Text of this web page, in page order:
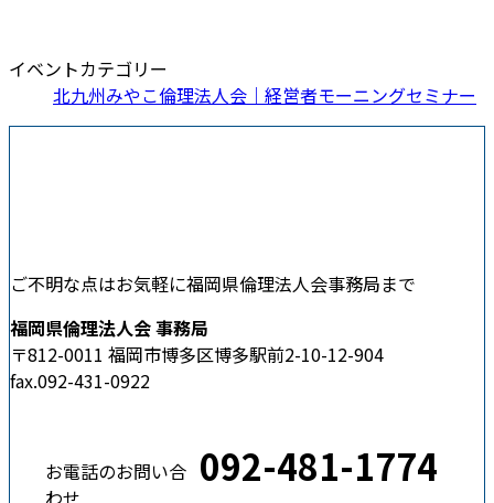
イベントカテゴリー
北九州みやこ倫理法人会｜経営者モーニングセミナー
ご不明な点はお気軽に福岡県倫理法人会事務局まで
福岡県倫理法人会 事務局
〒812-0011 福岡市博多区博多駅前2-10-12-904
fax.092-431-0922
お電話のお問い合 092-481-1774